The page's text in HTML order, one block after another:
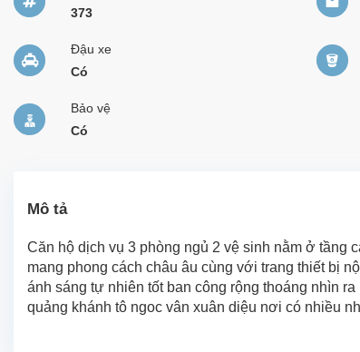
373
Đậu xe
Có
Bảo vệ
Có
Mô tả
Căn hộ dịch vụ 3 phòng ngủ 2 vệ sinh nằm ở tầng
mang phong cách châu âu cùng với trang thiết bị
ánh sáng tự nhiên tốt ban công rộng thoáng nhìn
quảng khánh tô ngoc vân xuân diệu nơi có nhiều